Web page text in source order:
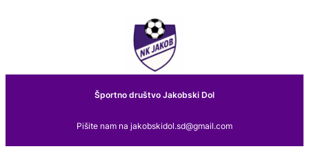
Športno društvo Jakobski Dol
Pišite nam na jakobskidol.sd@gmail.com